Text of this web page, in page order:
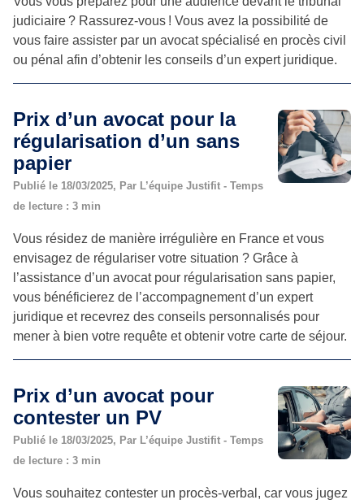
judiciaire ? Rassurez-vous ! Vous avez la possibilité de
vous faire assister par un avocat spécialisé en procès civil
ou pénal afin d’obtenir les conseils d’un expert juridique.
Prix d’un avocat pour la
régularisation d’un sans
papier
Publié le 18/03/2025, Par L’équipe Justifit - Temps
de lecture : 3 min
Vous résidez de manière irrégulière en France et vous
envisagez de régulariser votre situation ? Grâce à
l’assistance d’un avocat pour régularisation sans papier,
vous bénéficierez de l’accompagnement d’un expert
juridique et recevrez des conseils personnalisés pour
mener à bien votre requête et obtenir votre carte de séjour.
Prix d’un avocat pour
contester un PV
Publié le 18/03/2025, Par L’équipe Justifit - Temps
de lecture : 3 min
Vous souhaitez contester un procès-verbal, car vous jugez